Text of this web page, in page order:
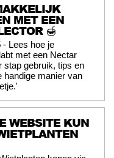
MET EEN
🍯
- Lees hoe je
met een Nectar
stap gebruik, tips en
handige manier van
WEBSITE KUN